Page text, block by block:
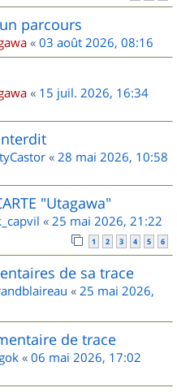
parcours
« 03 août 2026, 08:16
« 15 juil. 2026, 16:34
« 28 mai 2026, 10:58
"Utagawa"
« 25 mai 2026, 21:22
1 2 3 4 5 6
de sa trace
« 25 mai 2026,
de trace
« 06 mai 2026, 17:02